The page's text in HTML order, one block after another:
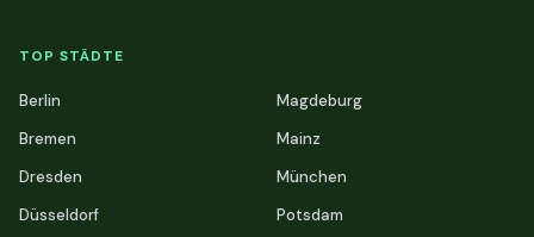
TOP STÄDTE
Berlin
Bremen
Dresden
Düsseldorf
Magdeburg
Mainz
München
Potsdam